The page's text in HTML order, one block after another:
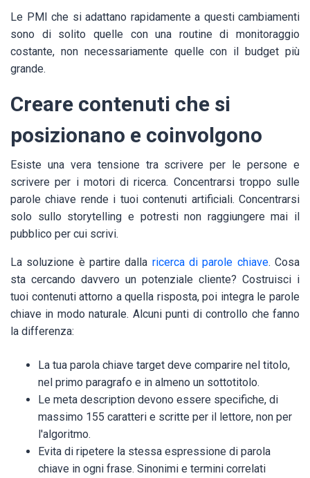
Le PMI che si adattano rapidamente a questi cambiamenti
sono di solito quelle con una routine di monitoraggio
costante, non necessariamente quelle con il budget più
grande.
Creare contenuti che si
posizionano e coinvolgono
Esiste una vera tensione tra scrivere per le persone e
scrivere per i motori di ricerca. Concentrarsi troppo sulle
parole chiave rende i tuoi contenuti artificiali. Concentrarsi
solo sullo storytelling e potresti non raggiungere mai il
pubblico per cui scrivi.
La soluzione è partire dalla ricerca di parole chiave. Cosa
sta cercando davvero un potenziale cliente? Costruisci i
tuoi contenuti attorno a quella risposta, poi integra le parole
chiave in modo naturale. Alcuni punti di controllo che fanno
la differenza:
La tua parola chiave target deve comparire nel titolo,
nel primo paragrafo e in almeno un sottotitolo.
Le meta description devono essere specifiche, di
massimo 155 caratteri e scritte per il lettore, non per
l'algoritmo.
Evita di ripetere la stessa espressione di parola
chiave in ogni frase. Sinonimi e termini correlati